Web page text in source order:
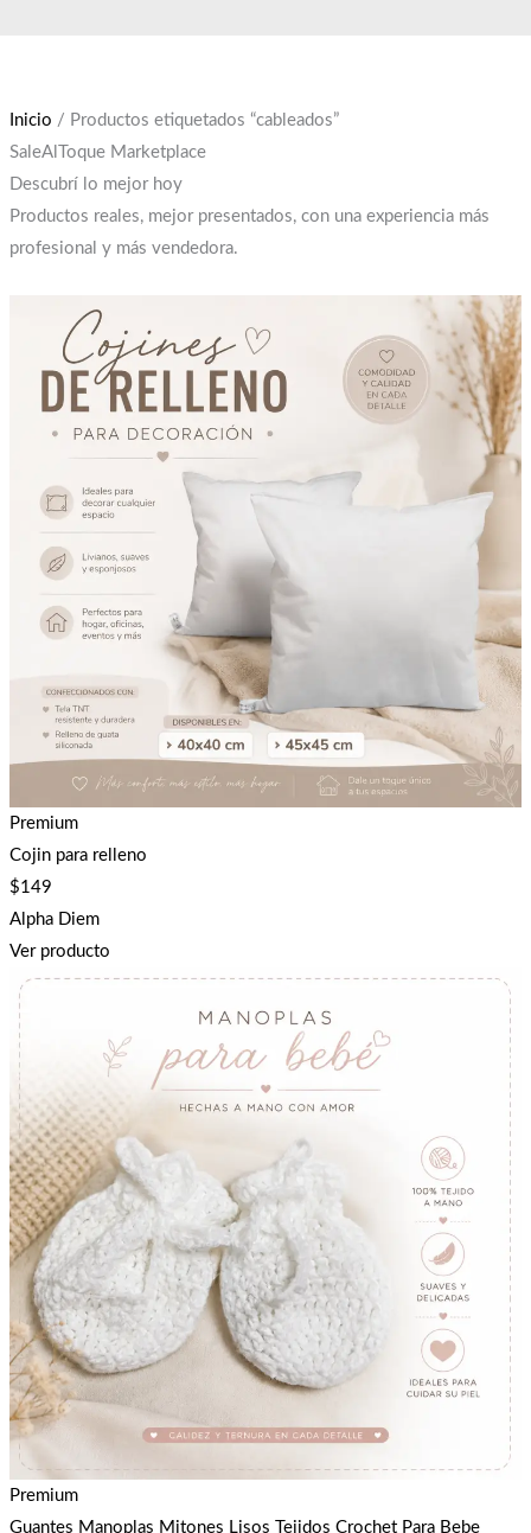
Inicio / Productos etiquetados “cableados”
SaleAlToque Marketplace
Descubrí lo mejor hoy
Productos reales, mejor presentados, con una experiencia más
profesional y más vendedora.
Premium
Cojin para relleno
$149
Alpha Diem
Ver producto
Premium
Guantes Manoplas Mitones Lisos Tejidos Crochet Para Bebe
era:
$12,000.
es:
$10,000.